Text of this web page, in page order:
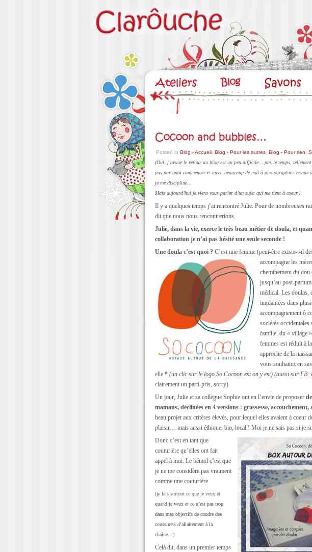
Cocoon and bubbles…
Posted in Blog - Accueil Blog - Pour les autres Blog - Pour rien
(Oui, j’avoue le retour au blog est un peu difficile… pas le temps, tellement
pas par quoi commencer et aussi beaucoup de mal à photographier ce
je me discipline…
Mais aujourd’hui je viens vous parler d’un sujet qui me tient à coeur.)
Il y a quelques temps j’ai rencontré Julie. Pour de nombreuses
dit que nous nous rencontrerions.
Julie, dans la vie, exerce le très beau métier de doula, et
collaboration je n’ai pas hésité une seule seconde !
Une doula c’est quoi ? C’est une femme (peut-être existe-t-il
accompagne les
cheminement du don
jusqu’au post-
médical. Les doulas,
implantées dans
accompagnement ô
sociétés
famille, du « village
femmes est réduit à
approche de la
vous souhaitez en
elle * (un clic sur le logo So Cocoon est on y est) (aussi sur FB:
clairement un parti-pris, sorry)
Un jour, Julie et sa collègue Sophie ont eu l’envie de proposer
mamans, déclinées en 4 versions : grossesse,
beau projet aux critères élevés, pour lequel elles avaient à coeur
plaisir… mais aussi éthique, bio, local ! Moi je ne sais pas si je
Donc c’est en tant que
couturière qu’elles ont fait
appel à moi. Le bémol c’est que
je ne me considère pas vraiment
comme une couturière
(je fais surtout ce que je veux et
quand je veux et ce n’est pas trop
dans mes objectifs de coudre des
coussinets d’allaitement à la
chaîne…).
Celà dit, dans un premier temps